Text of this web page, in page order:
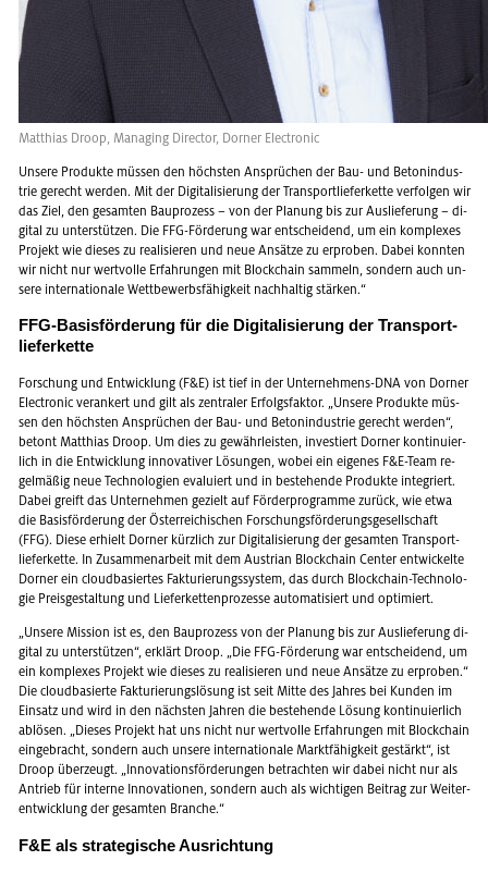
Mat­thi­as Droop, Ma­na­ging Di­rec­tor, Dor­ner Elec­tro­nic
Un­se­re Pro­duk­te müs­sen den höchs­ten An­sprü­chen der Bau- und Be­ton­in­dus­
trie ge­recht wer­den. Mit der Di­gi­ta­li­sie­rung der Trans­port­lie­fer­ket­te ver­fol­gen wir
das Ziel, den ge­sam­ten Bau­pro­zess – von der Pla­nung bis zur Aus­lie­fe­rung – di­
gi­tal zu un­ter­stüt­zen. Die FFG-För­de­rung war ent­schei­dend, um ein kom­ple­xes
Pro­jekt wie die­ses zu rea­li­sie­ren und neue An­sät­ze zu er­pro­ben. Dabei konn­ten
wir nicht nur wert­vol­le Er­fah­run­gen mit Block­chain sam­meln, son­dern auch un­
se­re in­ter­na­tio­na­le Wett­be­werbs­fä­hig­keit nach­hal­tig stär­ken.“
FFG-Ba­sis­för­de­rung für die Di­gi­ta­li­sie­rung der Trans­port­
lie­fer­ket­te
For­schung und Ent­wick­lung (F&E) ist tief in der Un­ter­neh­mens-DNA von Dor­ner
Elec­tro­nic ver­an­kert und gilt als zen­tra­ler Er­folgs­fak­tor. „Un­se­re Pro­duk­te müs­
sen den höchs­ten An­sprü­chen der Bau- und Be­ton­in­dus­trie ge­recht wer­den“,
be­tont Mat­thi­as Droop. Um dies zu ge­währ­leis­ten, in­ves­tiert Dor­ner kon­ti­nu­ier­
lich in die Ent­wick­lung in­no­va­ti­ver Lö­sun­gen, wobei ein ei­ge­nes F&E-Team re­
gel­mä­ßig neue Tech­no­lo­gi­en eva­lu­iert und in be­stehen­de Pro­duk­te in­te­griert.
Dabei greift das Un­ter­neh­men ge­zielt auf För­der­pro­gram­me zu­rück, wie etwa
die Ba­sis­för­de­rung der Ös­ter­rei­chi­schen For­schungs­för­de­rungs­ge­sell­schaft
(FFG). Diese er­hielt Dor­ner kürz­lich zur Di­gi­ta­li­sie­rung der ge­sam­ten Trans­port­
lie­fer­ket­te. In Zu­sam­men­ar­beit mit dem Aus­tri­an Block­chain Cen­ter ent­wi­ckel­te
Dor­ner ein cloud­ba­sier­tes Fak­tu­rie­rungs­sys­tem, das durch Block­chain-Tech­no­lo­
gie Preis­ge­stal­tung und Lie­fer­ket­ten­pro­zes­se au­to­ma­ti­siert und op­ti­miert.
„Un­se­re Mis­si­on ist es, den Bau­pro­zess von der Pla­nung bis zur Aus­lie­fe­rung di­
gi­tal zu un­ter­stüt­zen“, er­klärt Droop. „Die FFG-För­de­rung war ent­schei­dend, um
ein kom­ple­xes Pro­jekt wie die­ses zu rea­li­sie­ren und neue An­sät­ze zu er­pro­ben.“
Die cloud­ba­sier­te Fak­tu­rie­rungs­lö­sung ist seit Mitte des Jah­res bei Kun­den im
Ein­satz und wird in den nächs­ten Jah­ren die be­stehen­de Lö­sung kon­ti­nu­ier­lich
ab­lö­sen. „Die­ses Pro­jekt hat uns nicht nur wert­vol­le Er­fah­run­gen mit Block­chain
ein­ge­bracht, son­dern auch un­se­re in­ter­na­tio­na­le Markt­fä­hig­keit ge­stärkt“, ist
Droop über­zeugt. „In­no­va­ti­ons­för­de­run­gen be­trach­ten wir dabei nicht nur als
An­trieb für in­ter­ne In­no­va­tio­nen, son­dern auch als wich­ti­gen Bei­trag zur Wei­ter­
ent­wick­lung der ge­sam­ten Bran­che.“
F&E als stra­te­gi­sche Aus­rich­tung